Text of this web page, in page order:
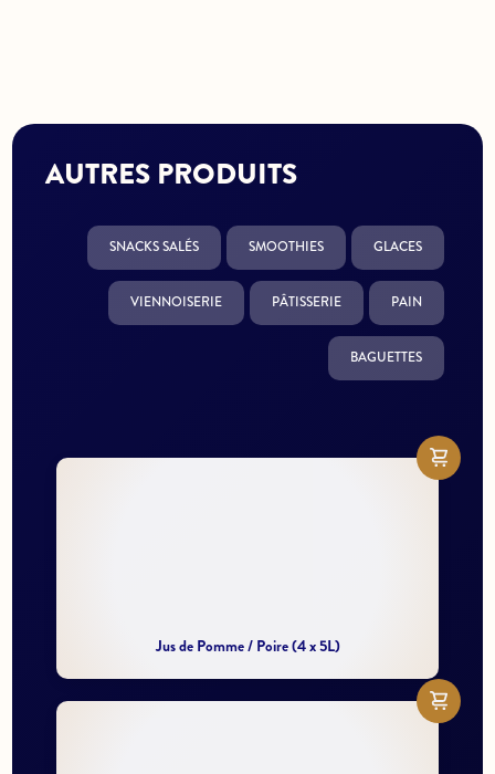
AUTRES PRODUITS
GLACES
SMOOTHIES
SNACKS SALÉS
PAIN
PÂTISSERIE
VIENNOISERIE
BAGUETTES
Jus de Pomme / Poire (4 x 5L)